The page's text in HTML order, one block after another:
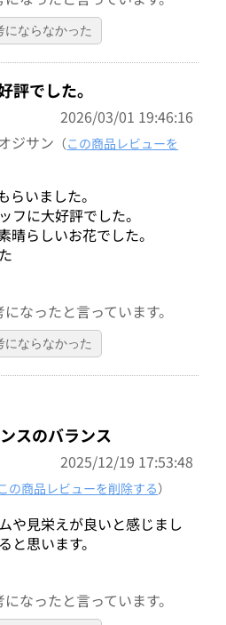
にならなかった
評でした。
2026/03/01 19:46:16
ジサン （この商品レビューを
らいました。
フに大好評でした。
晴らしいお花でした。
なったと言っています。
にならなかった
スのバランス
2025/12/19 17:53:48
の商品レビューを削除する）
や見栄えが良いと感じまし
と思います。
なったと言っています。